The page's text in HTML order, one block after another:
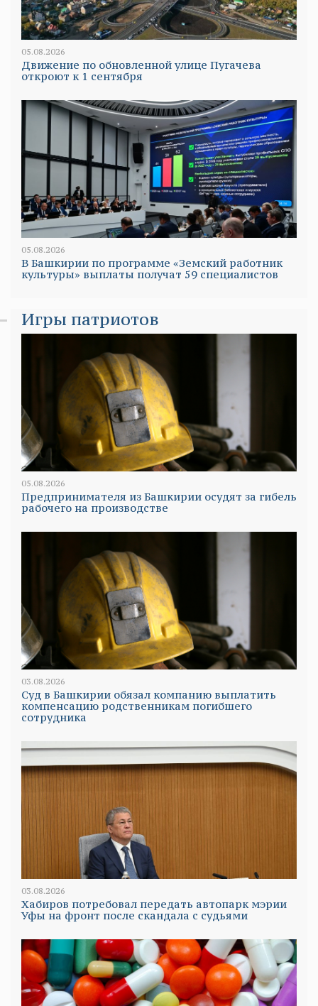
05.08.2026
Движение по обновленной улице Пугачева
откроют к 1 сентября
05.08.2026
В Башкирии по программе «Земский работник
культуры» выплаты получат 59 специалистов
Игры патриотов
05.08.2026
Предпринимателя из Башкирии осудят за гибель
рабочего на производстве
03.08.2026
Суд в Башкирии обязал компанию выплатить
компенсацию родственникам погибшего
сотрудника
03.08.2026
Хабиров потребовал передать автопарк мэрии
Уфы на фронт после скандала с судьями